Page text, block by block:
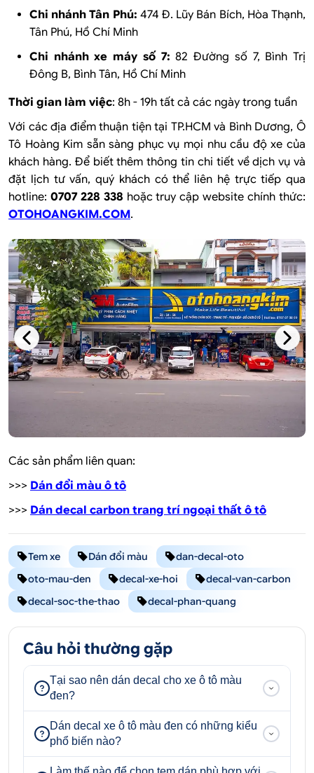
Chi nhánh Tân Phú: 474 Đ. Lũy Bán Bích, Hòa Thạnh,
Tân Phú, Hồ Chí Minh
Chi nhánh xe máy số 7: 82 Đường số 7, Bình Trị
Đông B, Bình Tân, Hồ Chí Minh
Thời gian làm việc: 8h - 19h tất cả các ngày trong tuần
Với các địa điểm thuận tiện tại TP.HCM và Bình Dương, Ô
Tô Hoàng Kim sẵn sàng phục vụ mọi nhu cầu độ xe của
khách hàng. Để biết thêm thông tin chi tiết về dịch vụ và
đặt lịch tư vấn, quý khách có thể liên hệ trực tiếp qua
hotline: 0707 228 338 hoặc truy cập website chính thức:
OTOHOANGKIM.COM.
Các sản phẩm liên quan:
>>> Dán đổi màu ô tô
>>> Dán decal carbon trang trí ngoại thất ô tô
Tem xe Dán đổi màu
dan-decal-oto
oto-mau-den
decal-xe-hoi
decal-van-carbon
decal-soc-the-thao
decal-phan-quang
Câu hỏi thường gặp
Tại sao nên dán decal cho xe ô tô màu
đen?
Dán decal xe ô tô màu đen có những kiểu
phổ biến nào?